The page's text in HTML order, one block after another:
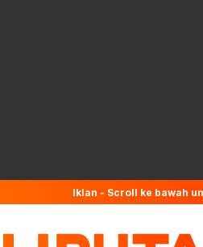
Iklan - Scroll ke bawah